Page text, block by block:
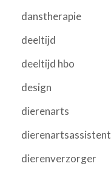
danstherapie
deeltijd
deeltijd hbo
design
dierenarts
dierenartsassistent
dierenverzorger